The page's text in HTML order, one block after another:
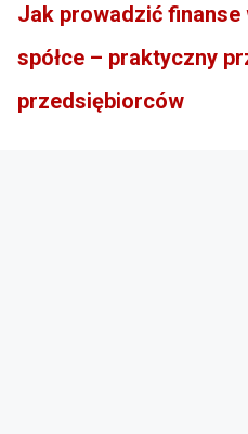
Jak prowadzić finanse
spółce – praktyczny
przedsiębiorców